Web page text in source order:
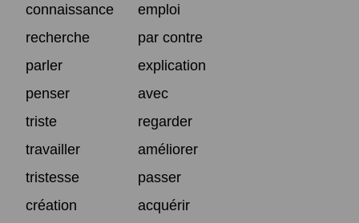
connaissance
emploi
recherche
par contre
parler
explication
penser
avec
triste
regarder
travailler
améliorer
tristesse
passer
création
acquérir